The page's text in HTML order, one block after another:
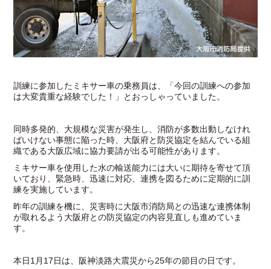
訓練に参加したミキサー車の乗務員は、「今回の訓練への参加
は大変貴重な経験でした！」とおっしゃっていました。
同時多発的、大規模な災害が発生し、消防が多数出動しなけれ
ばいけない事態に陥った時、大阪府と防災協定を結んでいる組
織である大阪広域に協力要請が出る可能性があります。
ミキサー車を使用した水の輸送能力には大いに期待を寄せて頂
いており、緊急時、迅速に対応、連携を図るために定期的に訓
練を実施しています。
昨年の訓練を機に、災害時に大阪市消防局との迅速な連携体制
が取れるよう大阪府との防災協定の内容見直しも進めていま
す。
本日1月17日は、阪神淡路大震災から25年の節目の日です。